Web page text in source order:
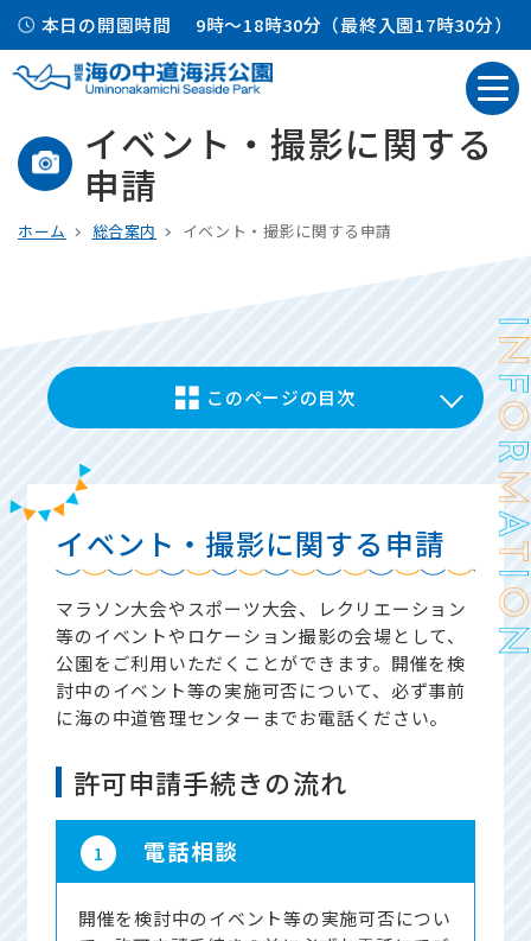
本日の開園時間 9時～18時30分（最終入園17時30分）
イベント・撮影に関する
申請
ホーム 総合案内 イベント・撮影に関する申請
このページの目次
イベント・撮影に関する申請
マラソン大会やスポーツ大会、レクリエーション
等のイベントやロケーション撮影の会場として、
公園をご利用いただくことができます。開催を検
討中のイベント等の実施可否について、必ず事前
に海の中道管理センターまでお電話ください。
許可申請手続きの流れ
1 電話相談
開催を検討中のイベント等の実施可否につい